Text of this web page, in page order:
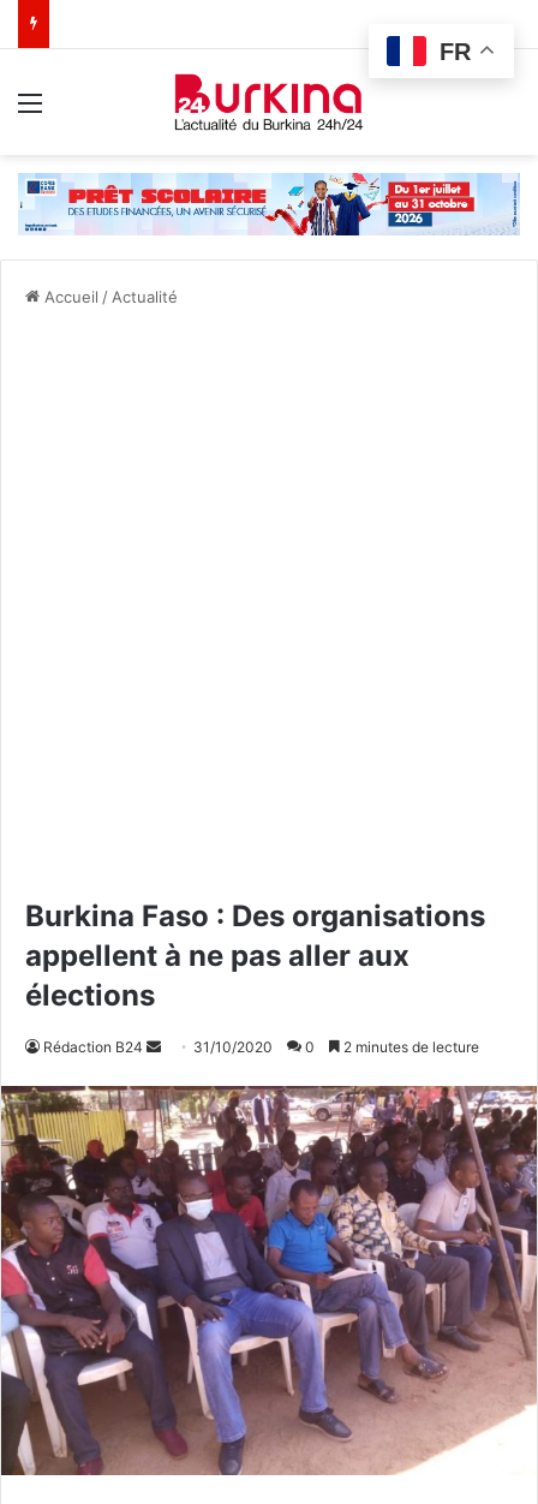
Accueil / Actualité
Burkina Faso : Des organisations
appellent à ne pas aller aux
élections
Rédaction B24
v
o
y
e
r
c
i
e
31/10/2020 0 2 minutes de lecture
FR